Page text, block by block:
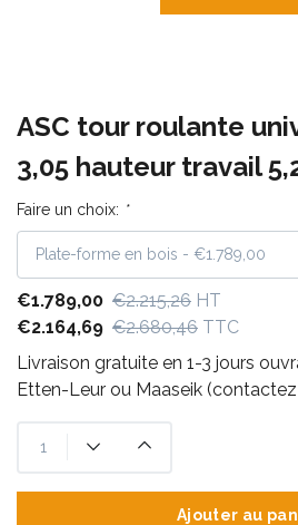
ASC tour roulante
3,05 hauteur travail
Faire un choix: *
€1.789,00 €2.215,26 HT
€2.164,69 €2.680,46 TTC
Livraison gratuite en 1-3 jours
Etten-Leur ou Maaseik
Ajouter au